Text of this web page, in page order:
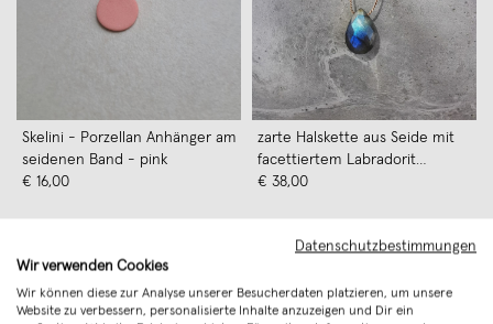
Skelini - Porzellan Anhänger am
seidenen Band - pink
€ 16,00
zarte Halskette aus Seide mit
facettiertem Labradorit
Anhänger - KIZZU Schmuck
€ 38,00
Datenschutzbestimmungen
Wir verwenden Cookies
Wir können diese zur Analyse unserer Besucherdaten platzieren, um unsere
Website zu verbessern, personalisierte Inhalte anzuzeigen und Dir ein